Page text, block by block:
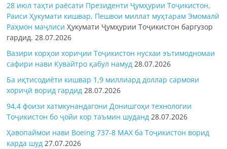
28 июл таҳти раёсати Президенти Ҷумҳурии Тоҷикистон,
Раиси Ҳукумати кишвар, Пешвои миллат муҳтарам Эмомалӣ
Раҳмон маҷлисиҲукумати Ҷумҳурии Тоҷикистон баргузор
гардид.28.07.2026
Вазири корҳои хориҷии Тоҷикистон нусхаи эътимодномаи
сафири нави Кувайтро қабул намуд 28.07.2026
Ба иқтисодиёти кишвар 1,9 миллиард доллар сармояи
хориҷӣ ворид гардид 28.07.2026
94,4 фоизи хатмкунандагони Донишгоҳи технологии
Тоҷикистон бо ҷойи кор таъмин шуданд 28.07.2026
Ҳавопаймои нави Boeing 737-8 MAX ба Тоҷикистон ворид
карда шуд 27.07.2026